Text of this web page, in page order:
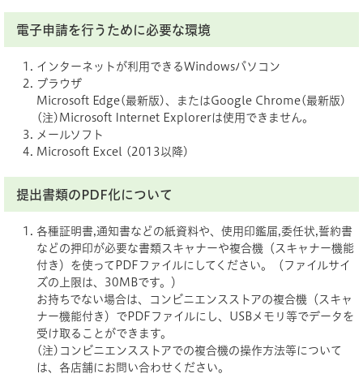
電子申請を行うために必要な環境
インターネットが利用できるWindowsパソコン
ブラウザ
Microsoft Edge(最新版)、またはGoogle Chrome(最新版)
(注)Microsoft Internet Explorerは使用できません。
メールソフト
Microsoft Excel (2013以降)
提出書類のPDF化について
各種証明書,通知書などの紙資料や、使用印鑑届,委任状,誓約書
などの押印が必要な書類スキャナーや複合機（スキャナー機能
付き）を使ってPDFファイルにしてください。（ファイルサイ
ズの上限は、30MBです。）
お持ちでない場合は、コンビニエンスストアの複合機（スキャ
ナー機能付き）でPDFファイルにし、USBメモリ等でデータを
受け取ることができます。
(注)コンビニエンスストアでの複合機の操作方法等について
は、各店舗にお問い合わせください。